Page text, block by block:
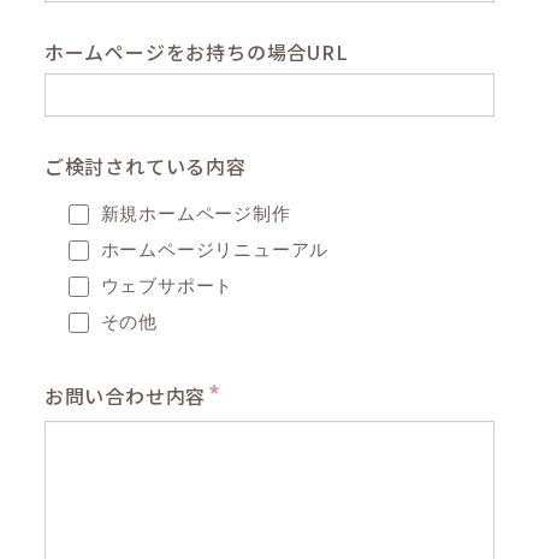
ホームページをお持ちの場合URL
ご検討されている内容
新規ホームページ制作
ホームページリニューアル
ウェブサポート
その他
お問い合わせ内容 *